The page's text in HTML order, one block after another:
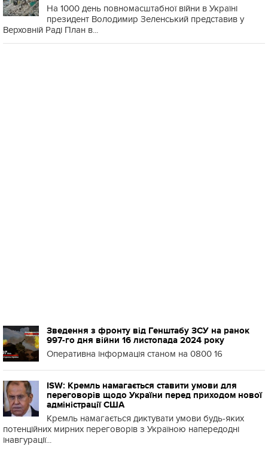
На 1000 день повномасштабної війни в Україні
президент Володимир Зеленський представив у
Верховній Раді План в...
Зведення з фронту від Генштабу ЗСУ на ранок
997-го дня війни 16 листопада 2024 року
Оперативна інформація станом на 0800 16
ISW: Кремль намагається ставити умови для
переговорів щодо України перед приходом нової
адміністрації США
Кремль намагається диктувати умови будь-яких
потенційних мирних переговорів з Україною напередодні
інавгурації...